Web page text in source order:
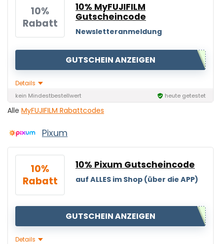
10%
Rabatt
10% MyFUJIFILM
Gutscheincode
Newsletteranmeldung
GUTSCHEIN ANZEIGEN
Details
kein Mindestbestellwert heute getestet
Alle MyFUJIFILM Rabattcodes
Pixum
10%
Rabatt
10% Pixum Gutscheincode
auf ALLES im Shop (über die APP)
GUTSCHEIN ANZEIGEN
Details